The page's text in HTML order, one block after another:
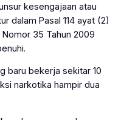
kesengajaan atau
dalam Pasal 114 ayat (2)
Nomor 35 Tahun 2009
baru bekerja sekitar 10
narkotika hampir dua